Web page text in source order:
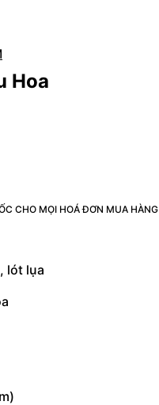
Hoa
CHO MỌI HOÁ ĐƠN MUA HÀNG
lót lụa